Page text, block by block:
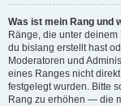
Was ist mein Rang und
Ränge, die unter
du bislang erstellt hast
Moderatoren und
eines Ranges nicht
festgelegt wurden. Bitte
Rang zu erhöhen — die